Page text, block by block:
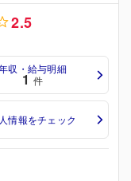
2.5
収・給与明細
1 件
情報をチェック